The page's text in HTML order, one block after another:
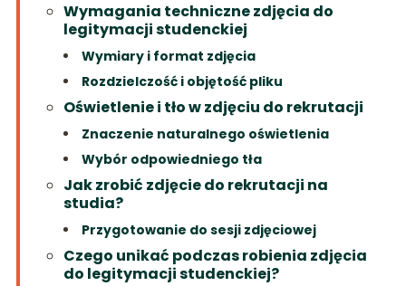
Wymagania techniczne zdjęcia do
legitymacji studenckiej
Wymiary i format zdjęcia
Rozdzielczość i objętość pliku
Oświetlenie i tło w zdjęciu do rekrutacji
Znaczenie naturalnego oświetlenia
Wybór odpowiedniego tła
Jak zrobić zdjęcie do rekrutacji na
studia?
Przygotowanie do sesji zdjęciowej
Czego unikać podczas robienia zdjęcia
do legitymacji studenckiej?